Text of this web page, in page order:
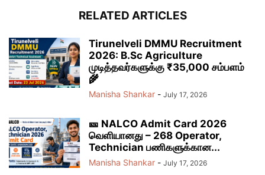
RELATED ARTICLES
Tirunelveli DMMU Recruitment
2026: B.Sc Agriculture
முடித்தவர்களுக்கு ₹35,000 சம்பளம்
🌾
Manisha Shankar - July 17, 2026
🎫 NALCO Admit Card 2026
வெளியானது – 268 Operator,
Technician பணிகளுக்கான...
Manisha Shankar - July 17, 2026